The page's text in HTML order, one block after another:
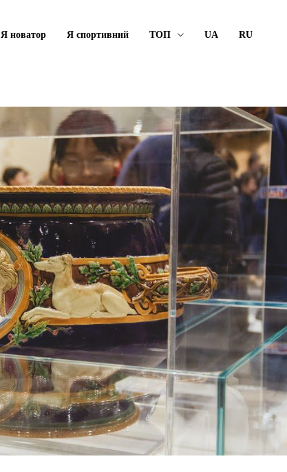
Я новатор Я спортивний ТОП UA RU